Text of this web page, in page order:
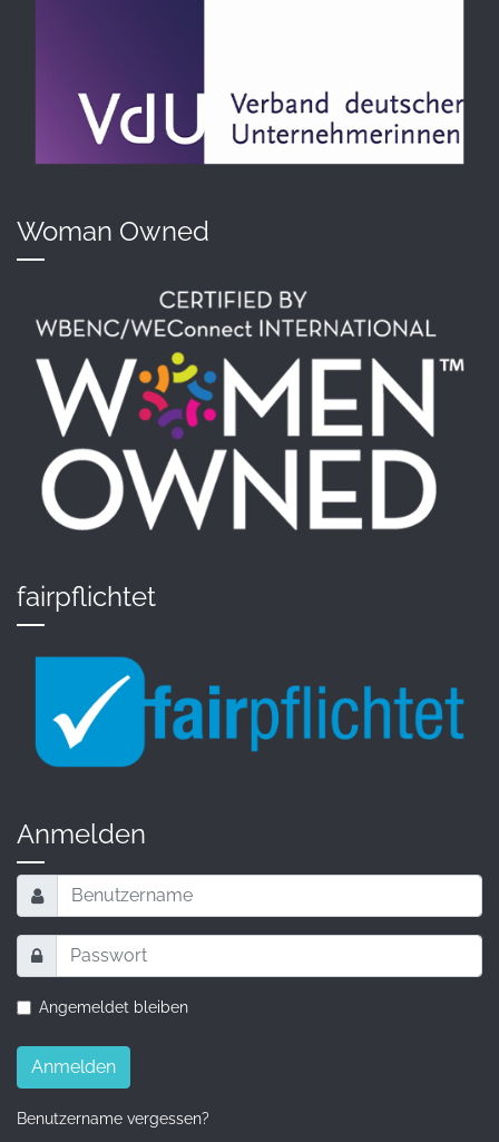
Woman Owned
fairpflichtet
Anmelden
Angemeldet bleiben
Anmelden
Benutzername vergessen?